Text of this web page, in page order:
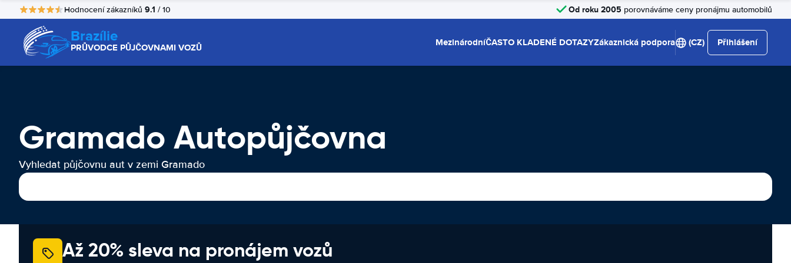
Hodnocení zákazníků 9.1 / 10 Od roku 2005 porovnáváme ceny pronájmu automobilů
Brazílie
PRŮVODCE PŮJČOVNAMI VOZŮ MezinárodníČASTO KLADENÉ DOTAZYZákaznická podpora (CZ) Přihlášení
Gramado Autopůjčovna
Vyhledat půjčovnu aut v zemi Gramado
Až 20% sleva na pronájem vozů